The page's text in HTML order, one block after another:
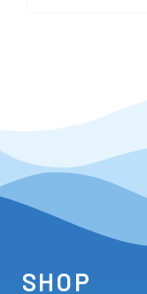
SHOP